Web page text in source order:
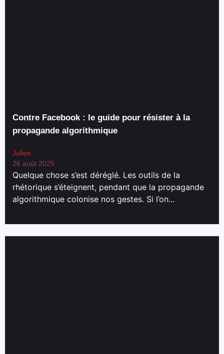
Contre Facebook : le guide pour résister à la
propagande algorithmique
Julien
26 août 2025
Quelque chose s’est déréglé. Les outils de la
rhétorique s’éteignent, pendant que la propagande
algorithmique colonise nos gestes. Si l’on...